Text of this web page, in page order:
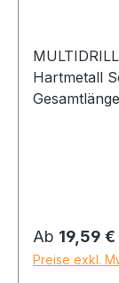
Hartmetall
Regulärer
Ab 19,59 €
Preise exkl.